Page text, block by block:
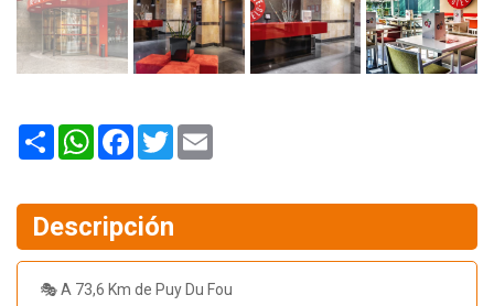
Share WhatsAppFacebook
Twitter
Descripción
🎭 A 73,6 Km de Puy Du Fou